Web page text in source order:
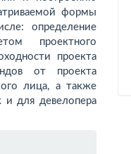
формы
определение
проектного
проекта
от проекта
лица, а также
и для девелопера